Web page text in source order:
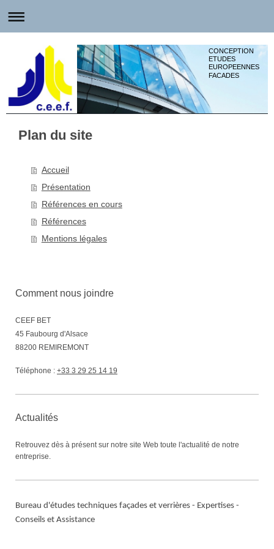
CONCEPTION
ETUDES
EUROPEENNES
FACADES
Plan du site
Accueil
Présentation
Références en cours
Références
Mentions légales
Comment nous joindre
CEEF BET
45 Faubourg d'Alsace
88200 REMIREMONT
Téléphone : +33 3 29 25 14 19
Actualités
Retrouvez dès à présent sur notre site Web toute l'actualité de notre
entreprise.
Bureau d'études techniques façades et verrières - Expertises -
Conseils et Assistance